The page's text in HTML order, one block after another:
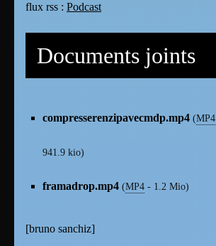
flux rss : Podcast
Documents joints
compresserenzipavecmdp.mp4 (MP4
941.9 kio)
framadrop.mp4 (MP4 - 1.2 Mio)
[bruno sanchiz]